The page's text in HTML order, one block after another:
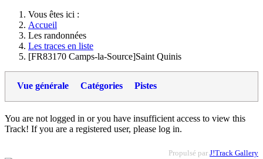
Vous êtes ici :
Accueil
Les randonnées
Les traces en liste
[FR83170 Camps-la-Source]Saint Quinis
Vue générale Catégories Pistes
You are not logged in or you have insufficient access to view this
Track! If you are a registered user, please log in.
Propulsé par J!Track Gallery